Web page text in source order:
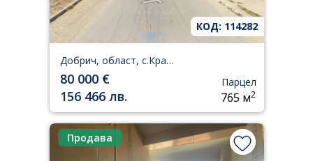
КОД: 114282
Добрич, област, с.Кранево
80 000 €
156 466 лв.
Парцел
765 м2
Продава